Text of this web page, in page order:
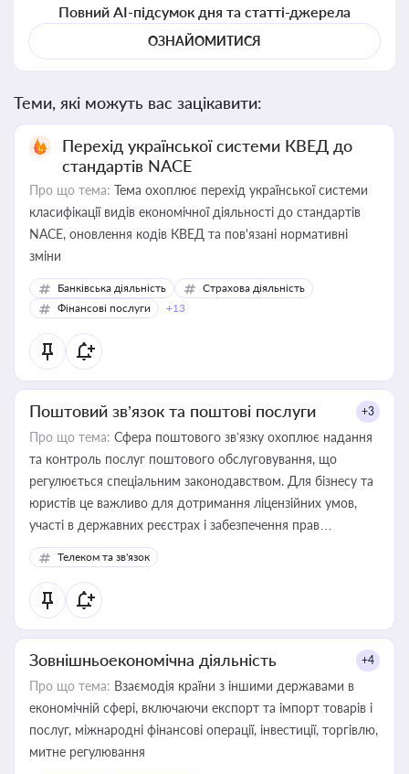
Повний AI-підсумок дня та статті-джерела
ОЗНАЙОМИТИСЯ
Теми, які можуть вас зацікавити:
Перехід української системи КВЕД до
стандартів NACE
Про що тема: Тема охоплює перехід української системи
класифікації видів економічної діяльності до стандартів
NACE, оновлення кодів КВЕД та пов'язані нормативні
зміни
Банківська діяльність
Страхова діяльність
Фінансові послуги
+13
Поштовий зв’язок та поштові послуги +3
Про що тема: Сфера поштового зв’язку охоплює надання
та контроль послуг поштового обслуговування, що
регулюється спеціальним законодавством. Для бізнесу та
юристів це важливо для дотримання ліцензійних умов,
участі в державних реєстрах і забезпечення прав
споживачів.
Телеком та зв'язок
Зовнішньоекономічна діяльність +4
Про що тема: Взаємодія країни з іншими державами в
економічній сфері, включаючи експорт та імпорт товарів і
послуг, міжнародні фінансові операції, інвестиції, торгівлю,
митне регулювання